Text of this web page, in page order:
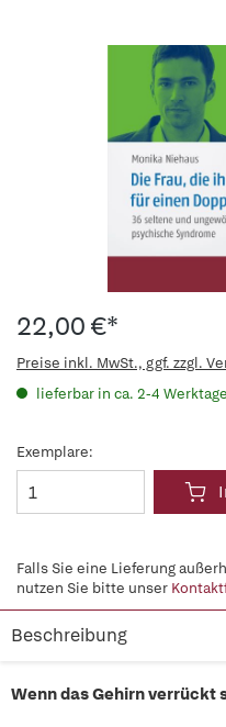
22,00 €*
Preise inkl. MwSt., ggf. zzgl.
lieferbar in ca. 2-4
Exemplare:
Falls Sie eine Lieferung
nutzen Sie bitte unser
Beschreibung
Wenn das Gehirn verrückt